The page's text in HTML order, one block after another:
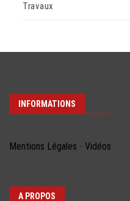
Travaux
INFORMATIONS
Mentions Légales - Vidéos
A PROPOS